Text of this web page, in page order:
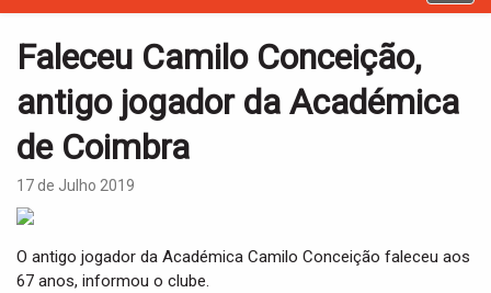
o
e
t
Faleceu Camilo Conceição,
antigo jogador da Académica
de Coimbra
17 de Julho 2019
O antigo jogador da Académica Camilo Conceição faleceu aos
67 anos, informou o clube.